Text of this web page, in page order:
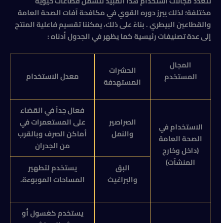
مختلفة؛ لذلك يبرز دوره القوي في مكافحة آفات الصحة العامة
والقطاعين البيطري . بناءً على ذلك، يمكننا تقسيم فاعلية المنتج
إلى عدة تصنيفات رئيسية كما يظهر في الجدول أدناه :
المجال
المستخدم
الحشرات
المستهدفة
معدل الاستخدام
الاستخدام في
الصحة العامة
(داخل وخارج
المنشآت)
الصراصير
والنمل
فعال جداً في القضاء
على المستعمرات في
أماكن الصرف وبالقرب
من الجدران
البق
والبراغيث
يستخدم لتطهير
المساحات الموبوءة.
يستخدم كغسول أو